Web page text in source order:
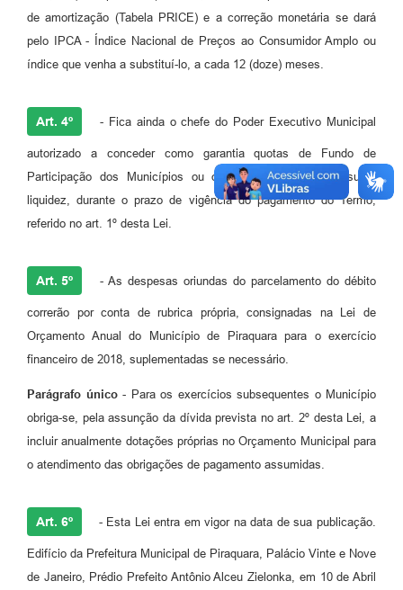
de amortização (Tabela PRICE) e a correção monetária se dará
pelo IPCA - Índice Nacional de Preços ao Consumidor Amplo ou
índice que venha a substituí-lo, a cada 12 (doze) meses.
Art. 4º - Fica ainda o chefe do Poder Executivo Municipal
autorizado a conceder como garantia quotas de Fundo de
Participação dos Municípios ou outros créditos que possuam
liquidez, durante o prazo de vigência do pagamento do Termo,
referido no art. 1º desta Lei.
Art. 5º - As despesas oriundas do parcelamento do débito
correrão por conta de rubrica própria, consignadas na Lei de
Orçamento Anual do Município de Piraquara para o exercício
financeiro de 2018, suplementadas se necessário.
Parágrafo único- Para os exercícios subsequentes o Município
obriga-se, pela assunção da dívida prevista no art. 2º desta Lei, a
incluir anualmente dotações próprias no Orçamento Municipal para
o atendimento das obrigações de pagamento assumidas.
Art. 6º - Esta Lei entra em vigor na data de sua publicação.
Edifício da Prefeitura Municipal de Piraquara, Palácio Vinte e Nove
de Janeiro, Prédio Prefeito Antônio Alceu Zielonka, em 10 de Abril